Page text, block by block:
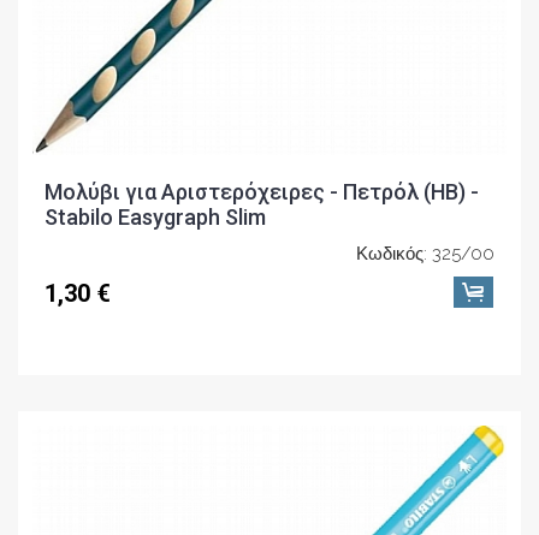
Μολύβι για Αριστερόχειρες - Πετρόλ (ΗΒ) -
Stabilo Easygraph Slim
Κωδικός: 325/00
1,30 €